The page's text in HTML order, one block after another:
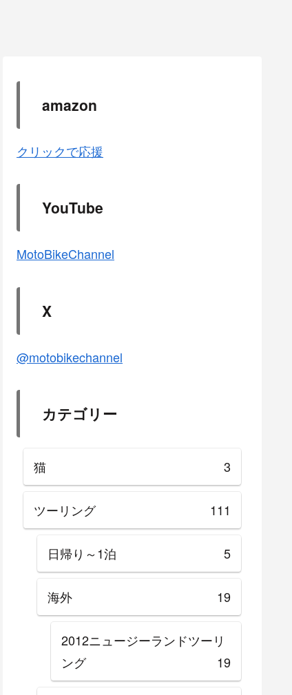
amazon
クリックで応援
YouTube
MotoBikeChannel
X
@motobikechannel
カテゴリー
猫 3
ツーリング 111
日帰り～1泊 5
海外 19
2012ニュージーランドツーリ
ング
19